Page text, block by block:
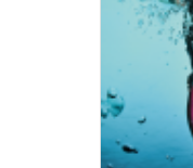
Identificar los
Fines de tratamiento
Necesarias
De rendimiento